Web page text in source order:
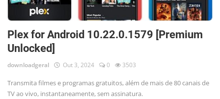
Plex for Android 10.22.0.1579 [Premium
Unlocked]
downloadgeral Out 3, 2024 0 3503
Transmita filmes e programas gratuitos, além de mais de 80 canais de
TV ao vivo, instantaneamente, sem assinatura.